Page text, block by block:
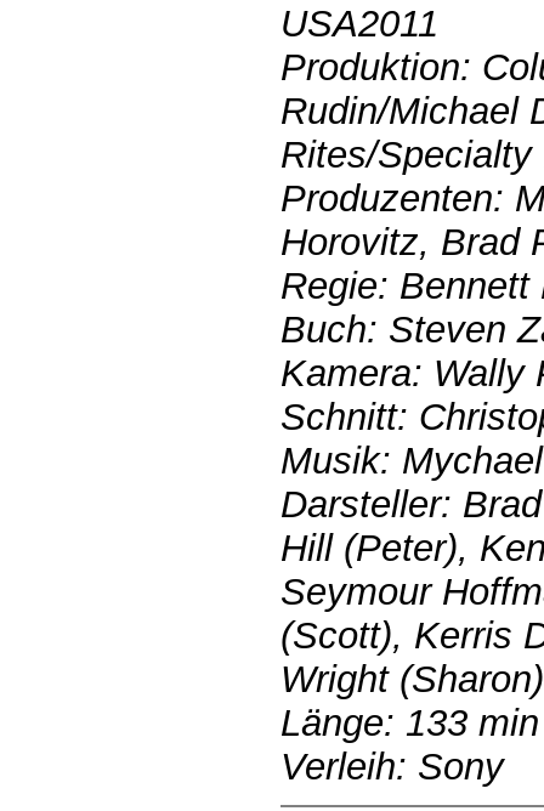
USA2011
Produktion:
Rudin/Michael
Rites/Specialty
Produzenten:
Horovitz, Brad
Regie: Bennett
Buch: Steven
Kamera: Wally
Schnitt:
Musik:
Darsteller:
Hill (Peter),
Seymour
(Scott), Kerris
Wright (Sharon)
Länge: 133 min
Verleih: Sony